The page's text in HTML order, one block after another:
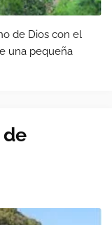
de Dios con el
una pequeña